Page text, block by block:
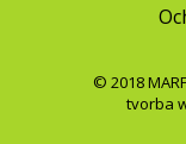
© 2018MARF
tvorba